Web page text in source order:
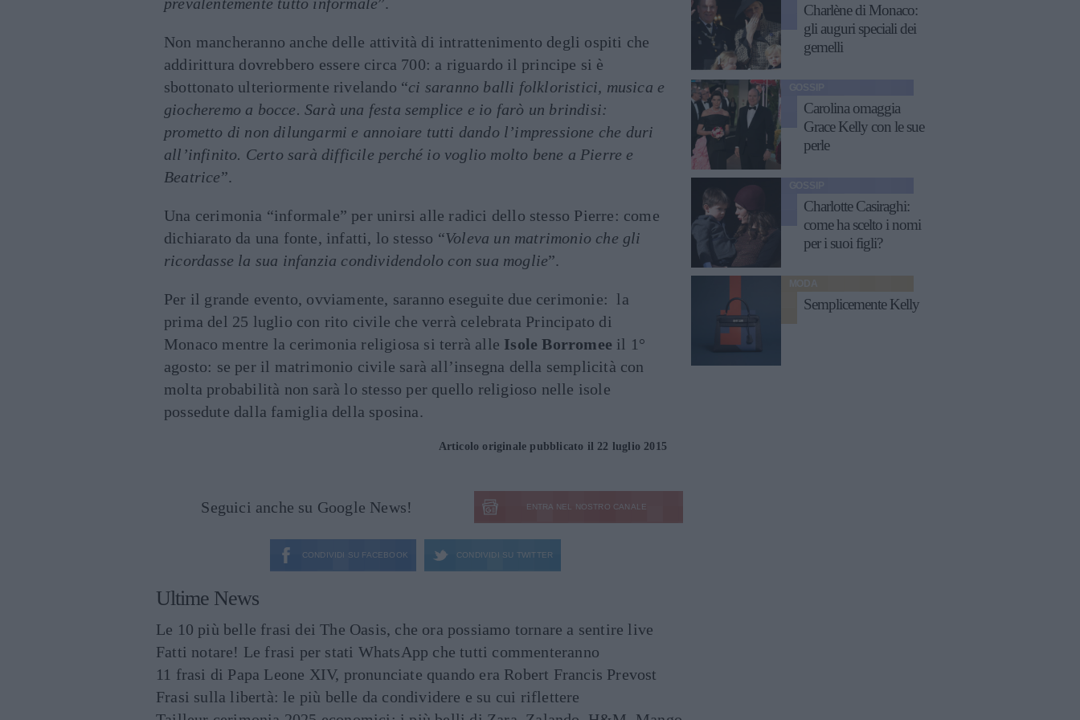
Non mancheranno anche delle attività di intrattenimento degli ospiti che
addirittura dovrebbero essere circa 700: a riguardo il principe si è
sbottonato ulteriormente rivelando “ci saranno balli folkloristici, musica e
giocheremo a bocce. Sarà una festa semplice e io farò un brindisi:
prometto di non dilungarmi e annoiare tutti dando l’impressione che duri
all’infinito. Certo sarà difficile perché io voglio molto bene a Pierre e
Beatrice”.
Una cerimonia “informale” per unirsi alle radici dello stesso Pierre: come
dichiarato da una fonte, infatti, lo stesso “Voleva un matrimonio che gli
ricordasse la sua infanzia condividendolo con sua moglie”.
Per il grande evento, ovviamente, saranno eseguite due cerimonie: la
prima del 25 luglio con rito civile che verrà celebrata Principato di
Monaco mentre la cerimonia religiosa si terrà alle Isole Borromee il 1°
agosto: se per il matrimonio civile sarà all’insegna della semplicità con
molta probabilità non sarà lo stesso per quello religioso nelle isole
possedute dalla famiglia della sposina.
Articolo originale pubblicato il 22 luglio 2015
Seguici anche su Google News! ENTRA NEL NOSTRO CANALE
CONDIVIDI SU FACEBOOK CONDIVIDI SU TWITTER
Ultime News
Le 10 più belle frasi dei The Oasis, che ora possiamo tornare a sentire live
Fatti notare! Le frasi per stati WhatsApp che tutti commenteranno
11 frasi di Papa Leone XIV, pronunciate quando era Robert Francis Prevost
Frasi sulla libertà: le più belle da condividere e su cui riflettere
Charlène di Monaco:
gli auguri speciali dei
gemelli
Carolina omaggia
Grace Kelly con le sue
perle
Charlotte Casiraghi:
come ha scelto i nomi
per i suoi figli?
MODA
Semplicemente Kelly